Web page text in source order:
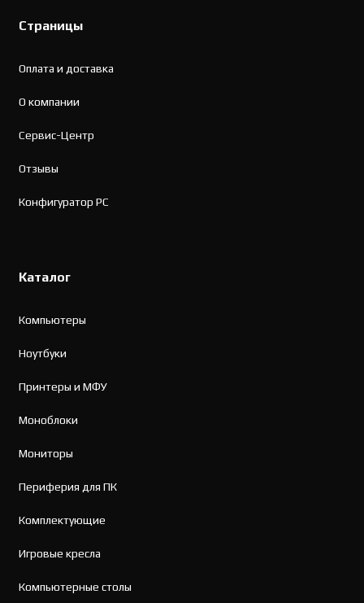
Страницы
Оплата и доставка
О компании
Сервис-Центр
Отзывы
Конфигуратор PC
Каталог
Компьютеры
Ноутбуки
Принтеры и МФУ
Моноблоки
Мониторы
Периферия для ПК
Комплектующие
Игровые кресла
Компьютерные столы